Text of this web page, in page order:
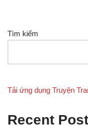
Tìm kiếm
Tải ứng dụng Truyện
Recent